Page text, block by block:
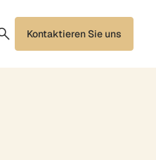
Kontaktieren Sie uns